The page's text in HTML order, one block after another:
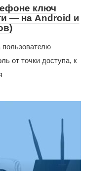
ключ
— на Android и
пользователю
от точки доступа, к